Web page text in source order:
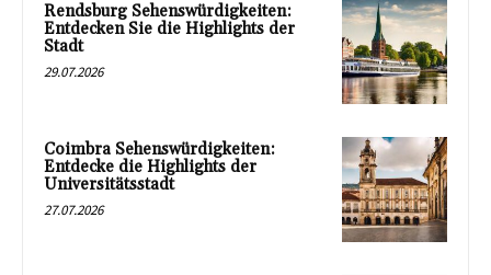
Rendsburg Sehenswürdigkeiten:
Entdecken Sie die Highlights der
Stadt
29.07.2026
Coimbra Sehenswürdigkeiten:
Entdecke die Highlights der
Universitätsstadt
27.07.2026